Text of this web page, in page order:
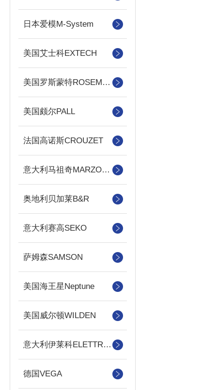
日本爱模M-System
美国艾士科EXTECH
美国罗斯蒙特ROSEMOUNT
美国颇尔PALL
法国高诺斯CROUZET
意大利马祖奇MARZOCCHI
奥地利贝加莱B&R
意大利赛高SEKO
萨姆森SAMSON
美国海王星Neptune
美国威尔顿WILDEN
意大利伊莱科ELETTROTEC
德国VEGA